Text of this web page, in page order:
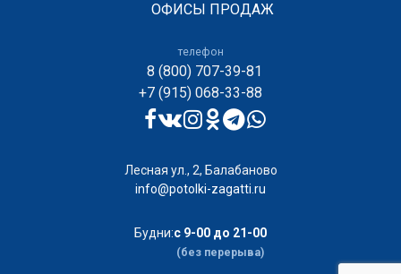
ОФИСЫ ПРОДАЖ
телефон
8 (800) 707-39-81
+7 (915) 068-33-88
Лесная ул., 2, Балабаново
info@potolki-zagatti.ru
Будни:с 9-00 до 21-00
(без перерыва)